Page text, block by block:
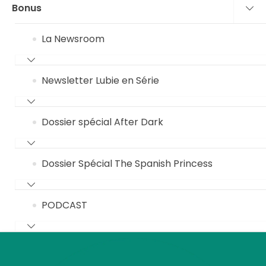
Bonus
La Newsroom
Newsletter Lubie en Série
Dossier spécial After Dark
Dossier Spécial The Spanish Princess
PODCAST